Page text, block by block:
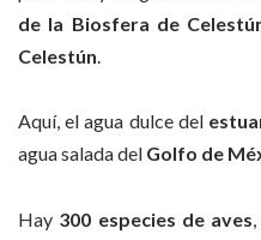
de la Biosfera de
Celestún.
Aquí, el agua dulce del
agua salada del Golfo de
Hay 300 especies de aves